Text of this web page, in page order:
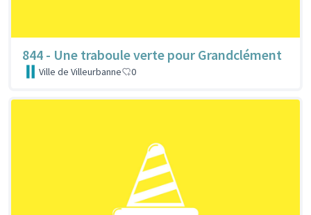
844 - Une traboule verte pour Grandclément
Ville de Villeurbanne 0